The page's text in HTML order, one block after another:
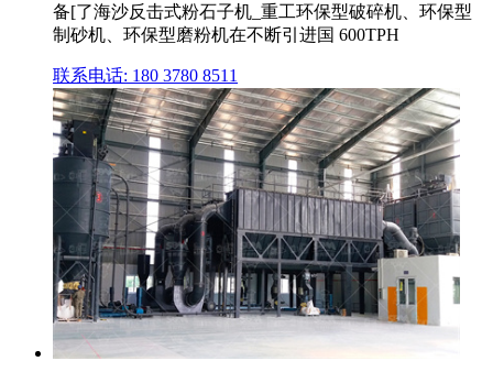
备[了海沙反击式粉石子机_重工环保型破碎机、环保型
制砂机、环保型磨粉机在不断引进国 600TPH
联系电话: 180 3780 8511